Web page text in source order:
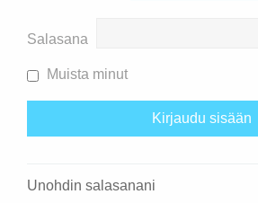
Salasana
Muista minut
Unohdin salasanani